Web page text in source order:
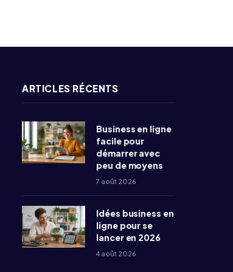
ARTICLES RÉCENTS
Business en ligne
facile pour
démarrer avec
peu de moyens
7 août 2026
Idées business en
ligne pour se
lancer en 2026
4 août 2026